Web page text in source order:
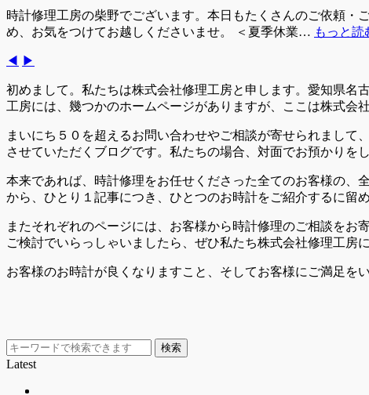
◀ ▶
様）
時計修理工房の柴野でございます。本日もたくさんのご依頼・
ただきます。2026年8月17日（月）以降に順次お返事…
初めまして。私たちは株式会社修理工房と申します。愛知県名
工房には、幾つかのホームページがありますが、ここは株式会
まいにち５０を超えるお問い合わせやご相談が寄せられまし
させていただくブログです。私たちの場合、対面でお預かりを
本来であれば、時計修理をお任せくださった全てのお客様の、
から、ひとり１記事につき、ひとつのお時計をご紹介するに留
またそれぞれのページには、お客様から時計修理のご相談を
ご検討でいらっしゃいましたら、ぜひ私たち株式会社修理工房
お客様のお時計が良くなりますこと、そしてお客様にご満足を
Latest